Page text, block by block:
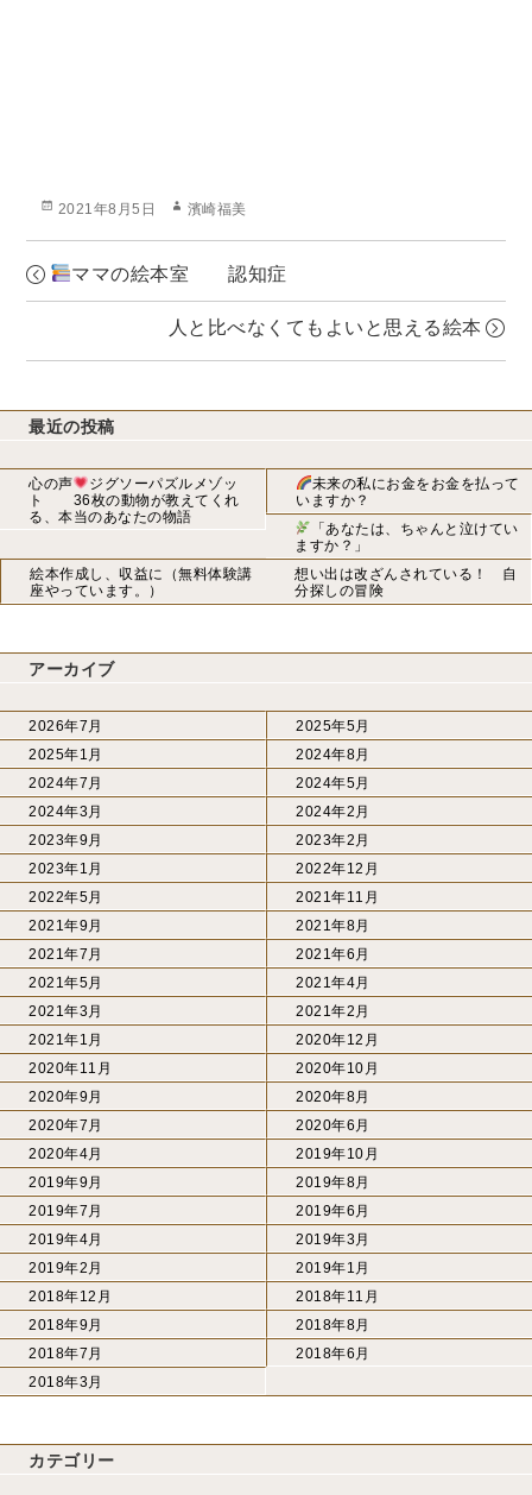
投
2021年8月5日
作
濱崎福美
ママの絵本室 認知症
人と比べなくてもよいと思える絵本
最近の投稿
心の声
ジグソーパズルメゾッ
ト 36枚の動物が教えてくれ
る、本当のあなたの物語
未来の私にお金をお金を払って
いますか？
「あなたは、ちゃんと泣けてい
ますか？」
絵本作成し、収益に（無料体験講
座やっています。）
想い出は改ざんされている！ 自
分探しの冒険
アーカイブ
2026年7月
2025年5月
2025年1月
2024年8月
2024年7月
2024年5月
2024年3月
2024年2月
2023年9月
2023年2月
2023年1月
2022年12月
2022年5月
2021年11月
2021年9月
2021年8月
2021年7月
2021年6月
2021年5月
2021年4月
2021年3月
2021年2月
2021年1月
2020年12月
2020年11月
2020年10月
2020年9月
2020年8月
2020年7月
2020年6月
2020年4月
2019年10月
2019年9月
2019年8月
2019年7月
2019年6月
2019年4月
2019年3月
2019年2月
2019年1月
2018年12月
2018年11月
2018年9月
2018年8月
2018年7月
2018年6月
2018年3月
カテゴリー